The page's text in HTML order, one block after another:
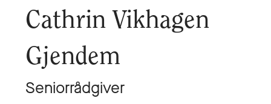
Cathrin Vikhagen
Gjendem
Seniorrådgiver